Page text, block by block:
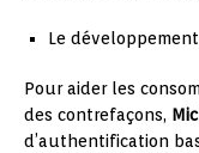
Le
Pour aider les
des contrefaçons,
d’authentification